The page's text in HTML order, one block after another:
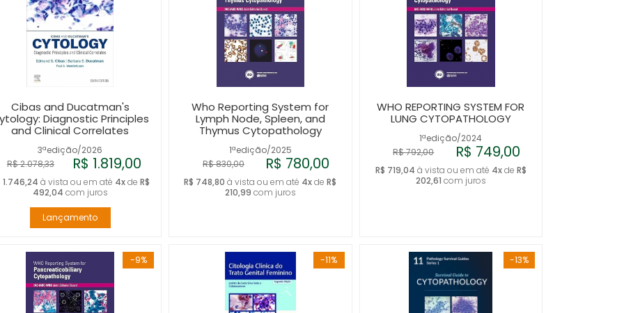
3ªedição/2026
Cibas and Ducatman's
Diagnostic Principles
and Clinical Correlates
R$ 2.078,33 R$ 1.819,00
1.746,24 à vista ou em até 4xde R$
492,04 com juros
Lançamento
1ªedição/2025
Who Reporting System for
Lymph Node, Spleen, and
Thymus Cytopathology
R$ 830,00 R$ 780,00
R$ 748,80 à vista ou em até 4xdeR$
210,99 com juros
1ªedição/2024
WHO REPORTING SYSTEM FOR
LUNG CYTOPATHOLOGY
R$ 792,00 R$ 749,00
R$ 719,04 à vista ou em até 4xde R$
202,61 com juros
-9% -11% -13%